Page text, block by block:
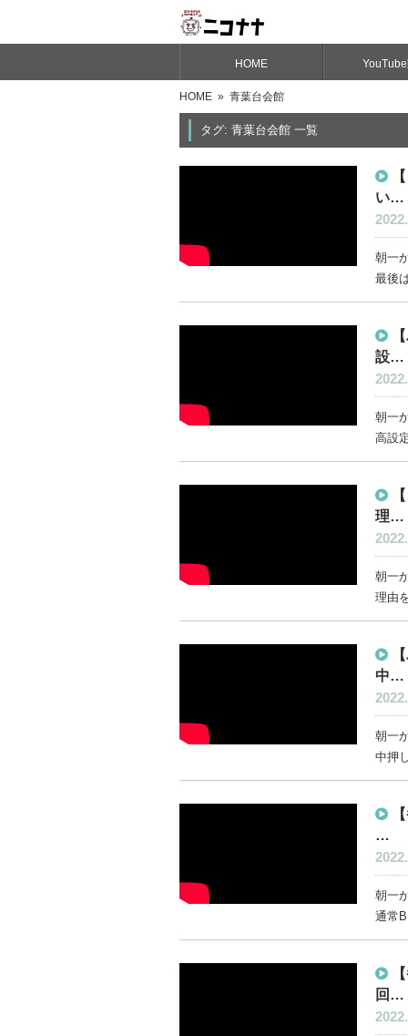
HOME
HOME » 青葉台会館
タグ: 青葉台会館 一覧
い…
朝一
最後
設…
朝一
高設
理…
朝一
理由
中…
朝一
中押
…
朝一
通常
回…